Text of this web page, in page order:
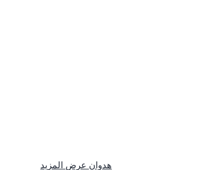
هدوان عرض المزيد